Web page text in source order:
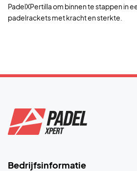
PadelXPertilla om binnen te stappen in
padelrackets met kracht en sterkte.
Bedrijfsinformatie